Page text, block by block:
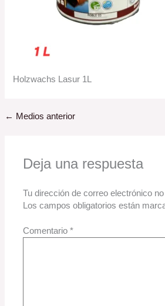
Holzwachs Lasur 1L
← Medios anterior
Deja una respuesta
Tu dirección de correo electrónico
Los campos obligatorios están
Comentario*